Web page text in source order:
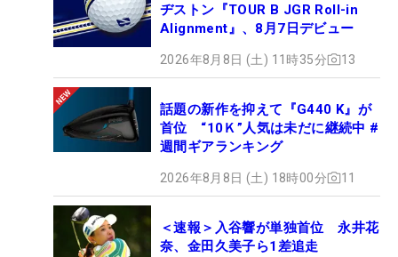
ヂストン『TOUR B JGR Roll-in
Alignment』、8月7日デビュー
2026年8月8日 (土) 11時35分 13
話題の新作を抑えて『G440 K』が
首位 “10Ｋ”人気は未だに継続中 #
週間ギアランキング
2026年8月8日 (土) 18時00分 11
＜速報＞入谷響が単独首位 永井花
奈、金田久美子ら1差追走